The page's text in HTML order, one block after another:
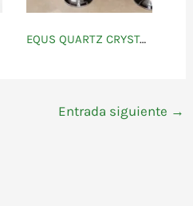
EQUS QUARTZ CRYSTAL WHITE
Entrada siguiente →